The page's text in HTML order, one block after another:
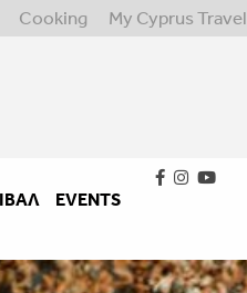
Cooking My Cyprus Travel
EVENTS